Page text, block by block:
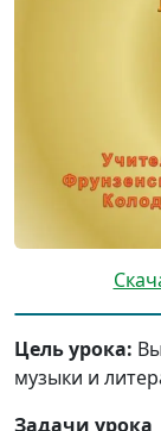
Цель урока:
музыки и
Задачи урока